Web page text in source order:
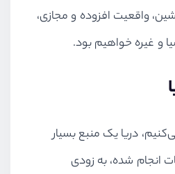
واقعیت افزوده و مجازی،
و غیره خواهیم بود.
دریا یک منبع بسیار
انجام شده، به زودی